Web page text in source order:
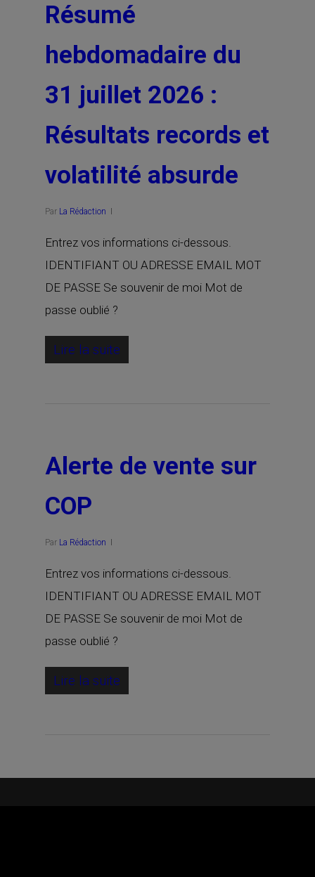
Résumé
hebdomadaire du
31 juillet 2026 :
Résultats records et
volatilité absurde
Par La Rédaction
Entrez vos informations ci-dessous.
IDENTIFIANT OU ADRESSE EMAIL MOT
DE PASSE Se souvenir de moi Mot de
passe oublié ?
Lire la suite
Alerte de vente sur
COP
Par La Rédaction
Entrez vos informations ci-dessous.
IDENTIFIANT OU ADRESSE EMAIL MOT
DE PASSE Se souvenir de moi Mot de
passe oublié ?
Lire la suite